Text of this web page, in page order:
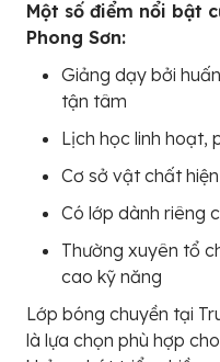
Một số điểm nổi bật
Phong Sơn:
Giảng dạy bởi
tận tâm
Lịch học linh hoạt,
Cơ sở vật chất
Có lớp dành riêng
Thường xuyên tổ
cao kỹ năng
Lớp bóng chuyền tại
là lựa chọn phù hợp